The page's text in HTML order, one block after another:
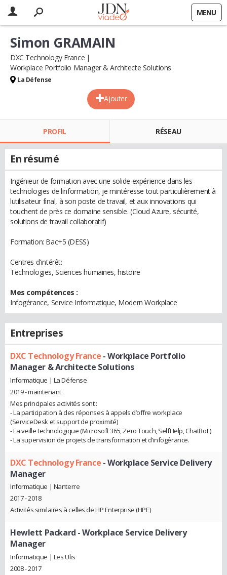
MENU
Ajouter
Simon GRAMAIN
DXC Technology France
Workplace Portfolio Manager & Architecte Solutions
La Défense
PROFIL RÉSEAU
En résumé
Ingénieur de formation avec une solide expérience dans les
technologies de linformation, je mintéresse tout particulièrement à
lutilisateur final, à son poste de travail, et aux innovations qui
touchent de près ce domaine sensible. (Cloud Azure, sécurité,
solutions de travail collaboratif)
Formation: Bac+5 (DESS)
Centres d'intérêt:
Technologies, Sciences humaines, histoire
Mes compétences :
Infogérance, Service Informatique, Modern Workplace
Entreprises
DXC Technology France - Workplace Portfolio
Manager & Architecte Solutions
Informatique | La Défense
2019 - maintenant
Mes principales activités sont :
- La participation à des réponses à appels d’offre workplace
(ServiceDesk et support de proximité)
- La veille technologique (Microsoft 365, Zero Touch, SelfHelp, ChatBot )
- La supervision de projets de transformation et d’infogérance.
DXC Technology France - Workplace Service Delivery
Manager
Informatique | Nanterre
2017 - 2018
Activités similaires à celles de HP Enterprise (HPE)
Hewlett Packard - Workplace Service Delivery
Manager
Informatique | Les Ulis
2008 - 2017